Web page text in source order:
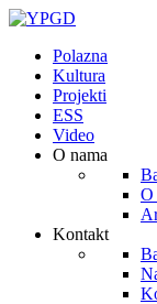
Polazna
Kultura
Projekti
ESS
Video
O nama
O
Kontakt